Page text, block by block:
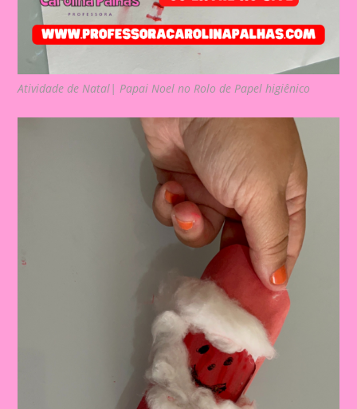
Atividade de Natal| Papai Noel no Rolo de Papel higiênico